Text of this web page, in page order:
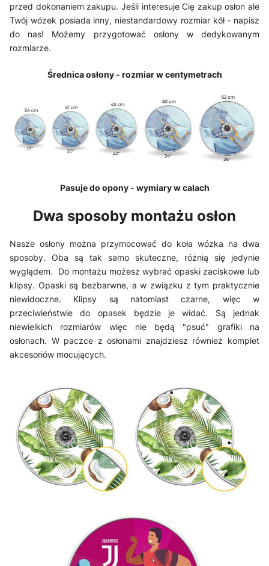
przed dokonaniem zakupu. Jeśli interesuje Cię zakup osłon ale
Twój wózek posiada inny, niestandardowy rozmiar kół - napisz
do nas! Możemy przygotować osłony w dedykowanym
rozmiarze.
Średnica osłony - rozmiar w centymetrach
Pasuje do opony - wymiary w calach
Dwa sposoby montażu osłon
Nasze osłony można przymocować do koła wózka na dwa
sposoby. Oba są tak samo skuteczne, różnią się jedynie
wyglądem. Do montażu możesz wybrać opaski zaciskowe lub
klipsy. Opaski są bezbarwne, a w związku z tym praktycznie
niewidoczne. Klipsy są natomiast czarne, więc w
przeciwieństwie do opasek będzie je widać. Są jednak
niewielkich rozmiarów więc nie będą "psuć" grafiki na
osłonach. W paczce z osłonami znajdziesz również komplet
akcesoriów mocujących.